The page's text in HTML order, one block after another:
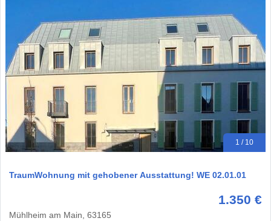
1 / 10
TraumWohnung mit gehobener Ausstattung! WE 02.01.01
1.350 €
Mühlheim am Main, 63165